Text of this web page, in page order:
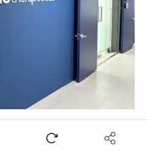
브존제약은 자큐보의 헬리